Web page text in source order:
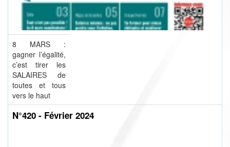
8 MARS :
gagner l’égalité,
c’est tirer les
SALAIRES de
toutes et tous
vers le haut
N°420 - Février 2024